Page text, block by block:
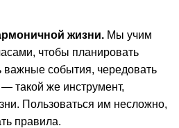
жизни. Мы учим
чтобы планировать
важные события, чередовать
такой же инструмент,
Пользоваться им несложно,
правила.